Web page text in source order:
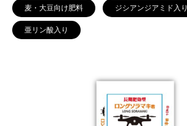
麦・大豆向け肥料 ジシアンジアミド入り
亜リン酸入り